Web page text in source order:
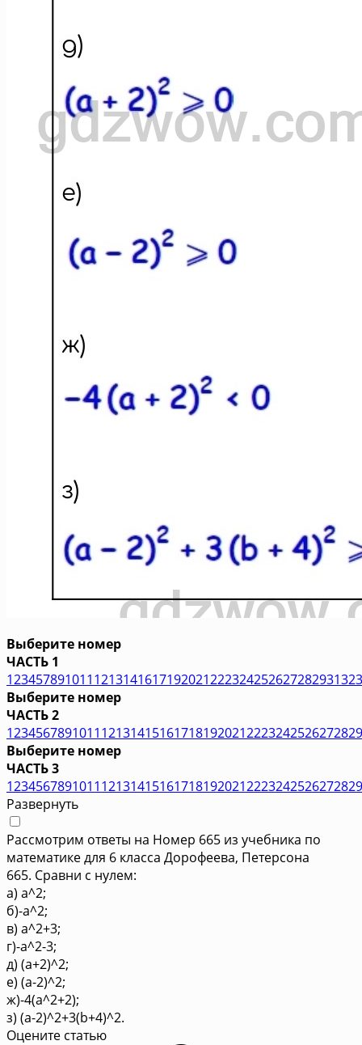
Выберите номер
ЧАСТЬ 1
123457891011121314161719202122232425262728293132
Выберите номер
ЧАСТЬ 2
1234567891011121314151617181920212223242526272829
Выберите номер
ЧАСТЬ 3
1234567891011121314151617181920212223242526272829
Развернуть
Рассмотрим ответы на Номер 665 из учебника по
математике для 6 класса Дорофеева, Петерсона
665. Сравни с нулем:
а) a^2;
б)-a^2;
в) a^2+3;
г)-a^2-3;
д) (a+2)^2;
е) (a-2)^2;
ж)-4(a^2+2);
з) (a-2)^2+3(b+4)^2.
Оцените статью